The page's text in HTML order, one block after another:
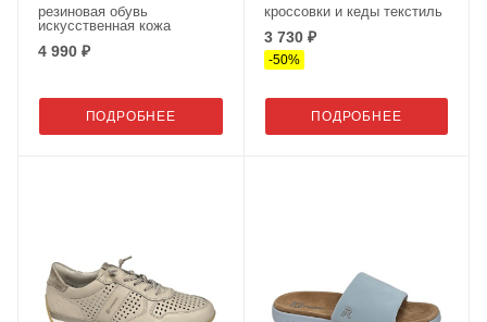
резиновая обувь
искусственная кожа
4 990 ₽
ПОДРОБНЕЕ
кроссовки и кеды текстиль
3 730 ₽
-50%
ПОДРОБНЕЕ